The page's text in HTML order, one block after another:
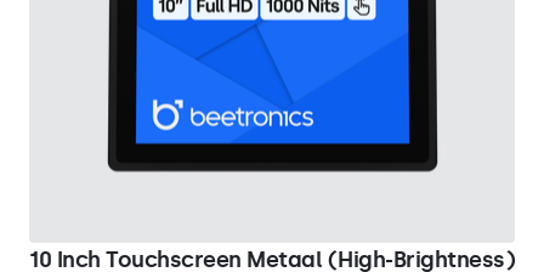
10 Inch Touchscreen Metaal (High-Brightness)